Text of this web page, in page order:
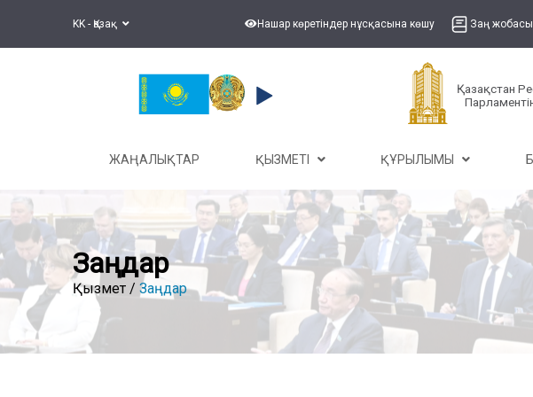
KK - Қазақ Нашар көретіндер нұсқасына көшу Заң
Қазақстан
ЖАҢАЛЫҚТАР ҚЫЗМЕТІ ҚҰРЫЛЫМЫ
Заңдар
Қызмет / Заңдар